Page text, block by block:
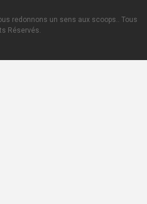
redonnons un sens aux scoops.. Tous
Réservés.